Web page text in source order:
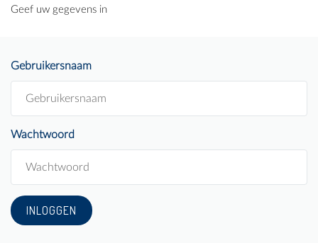
Geef uw gegevens in
Gebruikersnaam
Wachtwoord